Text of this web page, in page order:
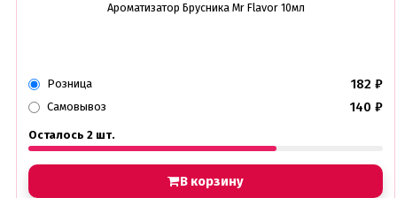
Ароматизатор Брусника Mr Flavor 10мл
Розница 182 ₽
Самовывоз 140 ₽
Осталось 2 шт.
В корзину